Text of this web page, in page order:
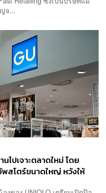
จ...
ไปเจาะตลาดใหม่ โดย
สโตร์ขนาดใหญ่ หวังให้